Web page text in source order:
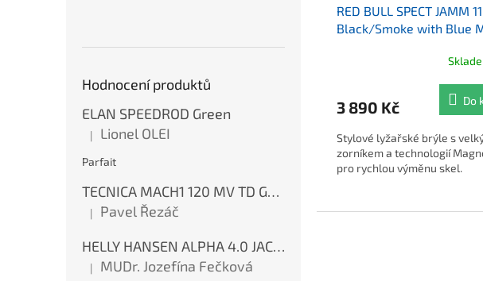
Hodnocení produktů
ELAN SPEEDROD Green
Hodnocení produktu je 5 z 5 hvězdiček.
| Lionel OLEI
Parfait
TECNICA MACH1 120 MV TD GW Ink Blue
Hodnocení produktu je 5 z 5 hvězdiček.
|
Pavel Řezáč
HELLY HANSEN ALPHA 4.0 JACKET Red
Hodnocení produktu je 5 z 5 hvězdiček.
| MUDr. Jozefína Fečková
RED BULL SPECT JAMM
Black/Smoke with Blue
3 890 Kč Do
Stylové lyžařské brýle s
zorníkem a technologií
pro rychlou výměnu skel.